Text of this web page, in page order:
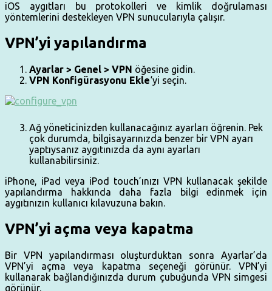
iOS aygıtları bu protokolleri ve kimlik doğrulaması
yöntemlerini destekleyen VPN sunucularıyla çalışır.
VPN’yi yapılandırma
Ayarlar > Genel > VPN öğesine gidin.
VPN Konfigürasyonu Ekle‘yi seçin.
Ağ yöneticinizden kullanacağınız ayarları öğrenin. Pek
çok durumda, bilgisayarınızda benzer bir VPN ayarı
yaptıysanız aygıtınızda da aynı ayarları
kullanabilirsiniz.
iPhone, iPad veya iPod touch’ınızı VPN kullanacak şekilde
yapılandırma hakkında daha fazla bilgi edinmek için
aygıtınızın kullanıcı kılavuzuna bakın.
VPN’yi açma veya kapatma
Bir VPN yapılandırması oluşturduktan sonra Ayarlar’da
VPN’yi açma veya kapatma seçeneği görünür. VPN’yi
kullanarak bağlandığınızda durum çubuğunda VPN simgesi
görünür.